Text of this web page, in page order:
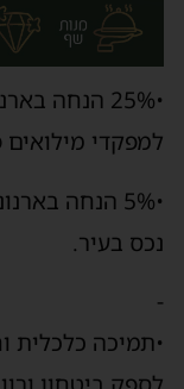
למפקדי מילואים
•5% הנחה
נכס בעיר.
-
•תמיכה כלכלית